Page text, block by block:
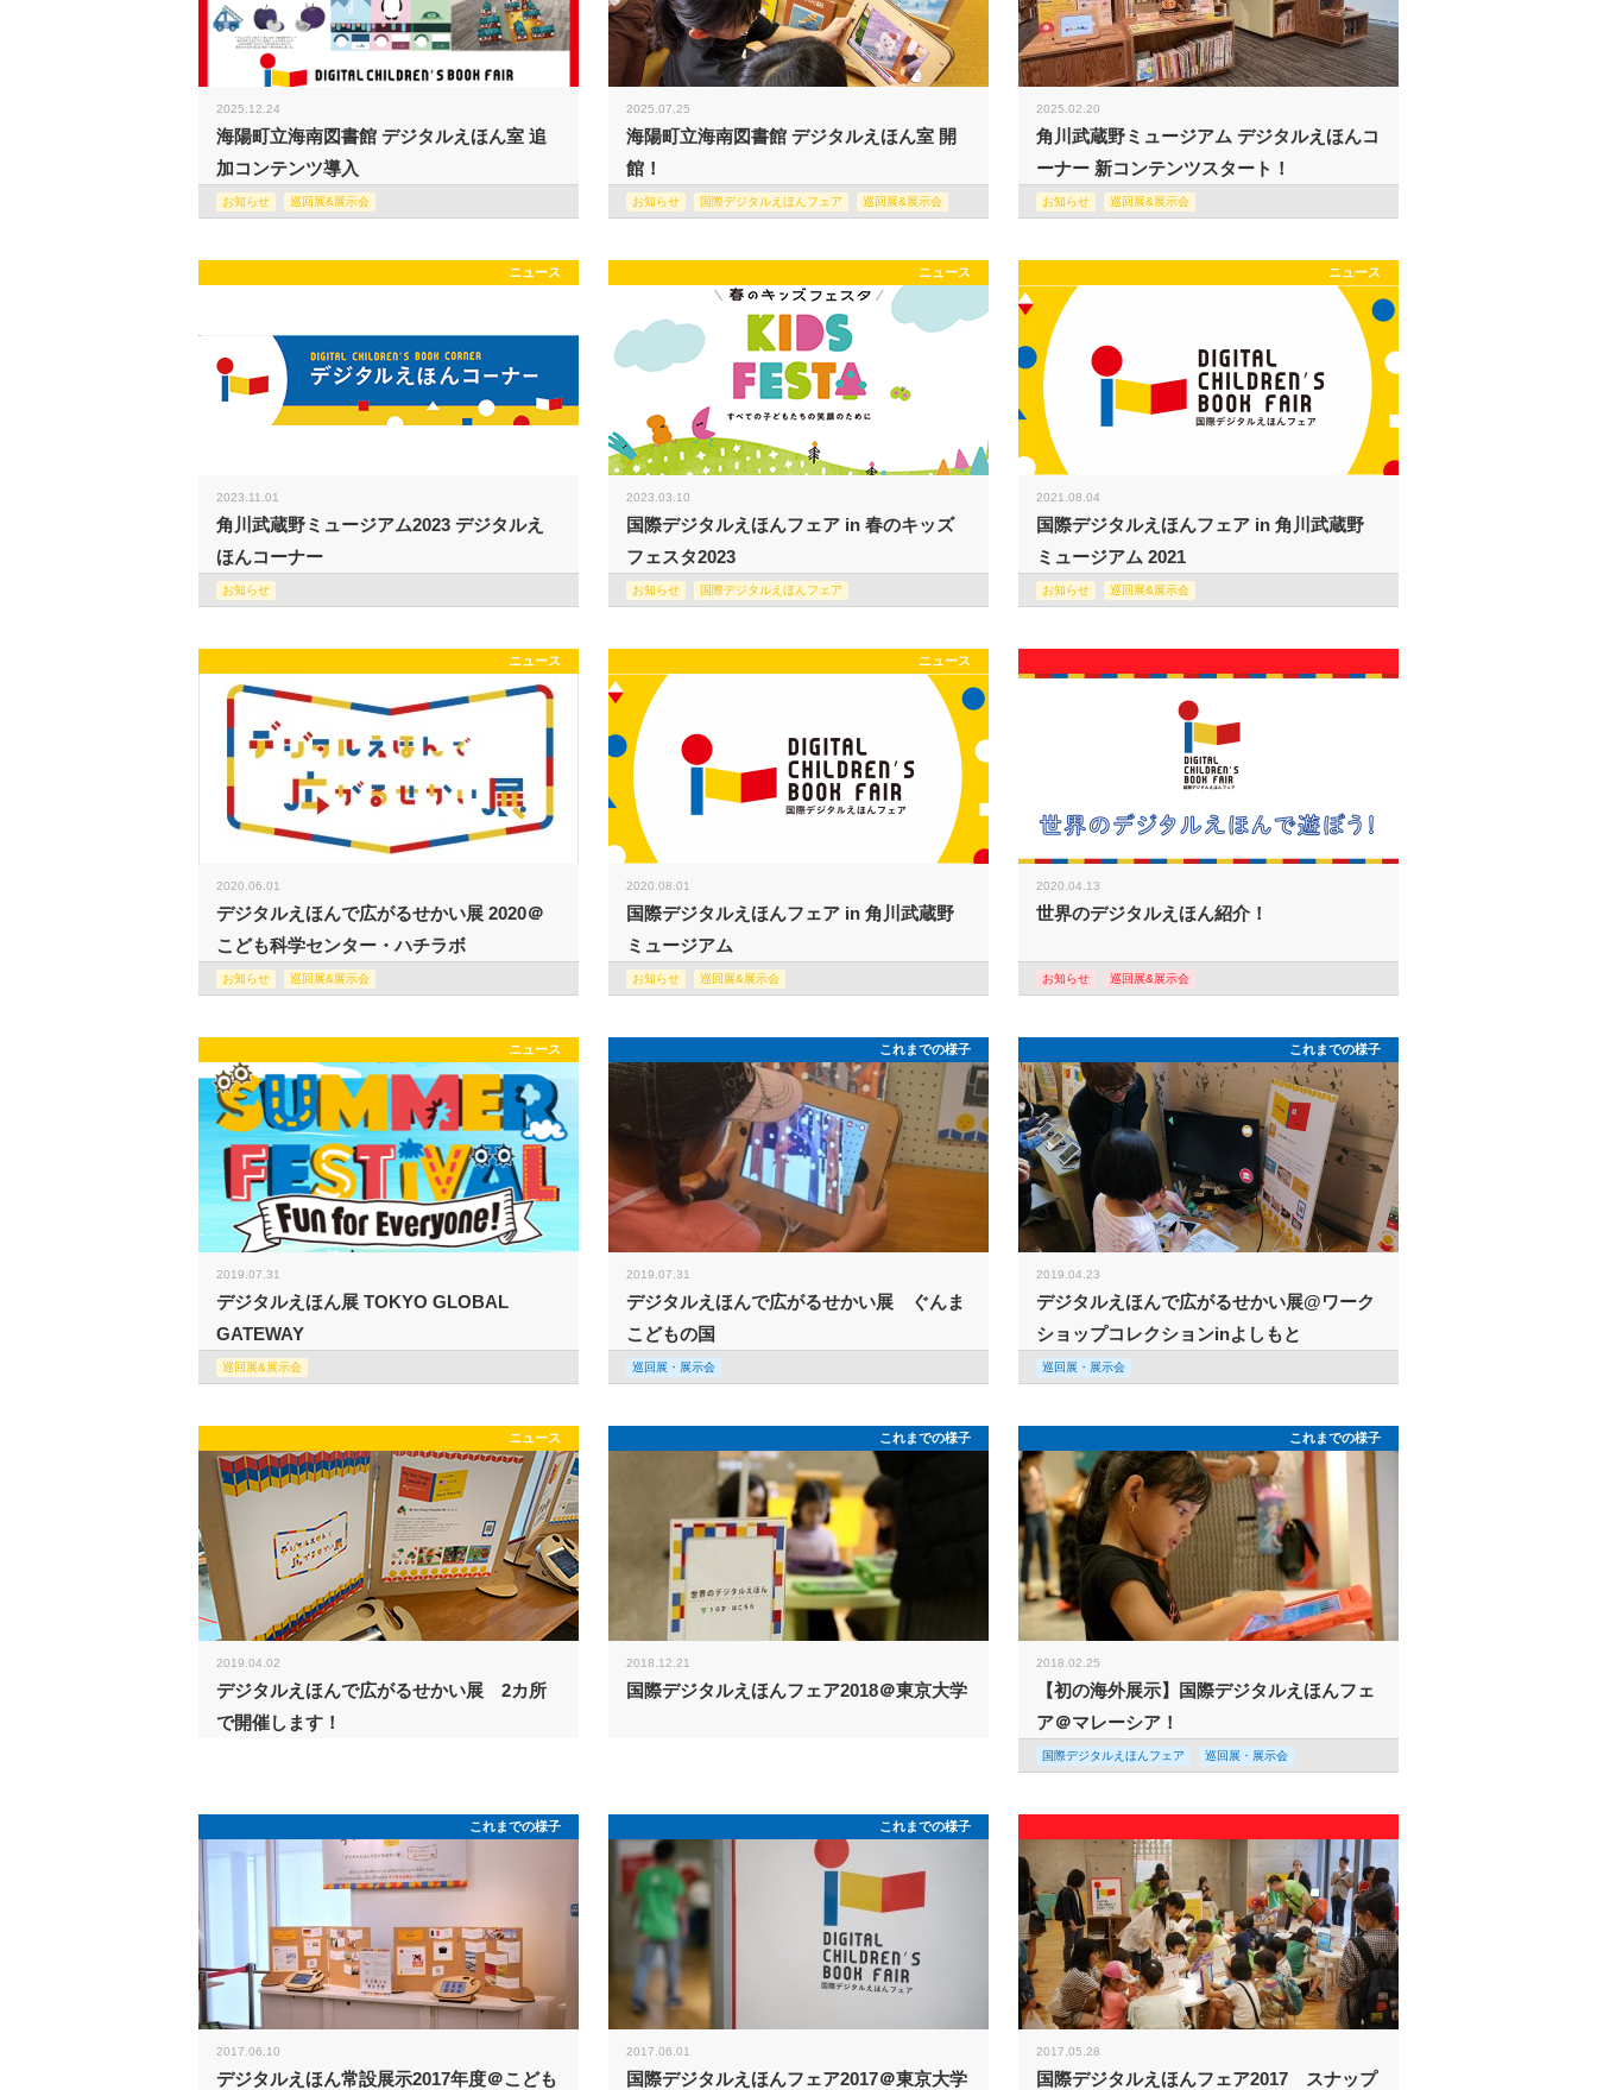
2025.12.24
海陽町立海南図書館 デジタルえほん室 追
加コンテンツ導入
お知らせ 巡回展&展示会
2025.07.25
海陽町立海南図書館 デジタルえほん室 開
館！
お知らせ 国際デジタルえほんフェア 巡回展&展示会
2025.02.20
角川武蔵野ミュージアム デジタルえほんコ
ーナー 新コンテンツスタート！
お知らせ 巡回展&展示会
ニュース
2023.11.01
角川武蔵野ミュージアム2023 デジタルえ
ほんコーナー
お知らせ
ニュース
2023.03.10
国際デジタルえほんフェア in 春のキッズ
フェスタ2023
お知らせ 国際デジタルえほんフェア
ニュース
2021.08.04
国際デジタルえほんフェア in 角川武蔵野
ミュージアム 2021
お知らせ 巡回展&展示会
ニュース
2020.06.01
デジタルえほんで広がるせかい展 2020＠
こども科学センター・ハチラボ
お知らせ 巡回展&展示会
ニュース
2020.08.01
国際デジタルえほんフェア in 角川武蔵野
ミュージアム
お知らせ 巡回展&展示会
2020.04.13
世界のデジタルえほん紹介！
お知らせ 巡回展&展示会
ニュース
2019.07.31
デジタルえほん展 TOKYO GLOBAL
GATEWAY
巡回展&展示会
これまでの様子
2019.07.31
デジタルえほんで広がるせかい展 ぐんま
こどもの国
巡回展・展示会
これまでの様子
2019.04.23
デジタルえほんで広がるせかい展@ワーク
ショップコレクションinよしもと
巡回展・展示会
ニュース
2019.04.02
デジタルえほんで広がるせかい展 2カ所
で開催します！
これまでの様子
2018.12.21
国際デジタルえほんフェア2018＠東京大学
これまでの様子
2018.02.25
【初の海外展示】国際デジタルえほんフェ
ア＠マレーシア！
国際デジタルえほんフェア 巡回展・展示会
これまでの様子
2017.06.10
デジタルえほん常設展示2017年度＠こども
これまでの様子
2017.06.01
国際デジタルえほんフェア2017＠東京大学
2017.05.28
国際デジタルえほんフェア2017 スナップ